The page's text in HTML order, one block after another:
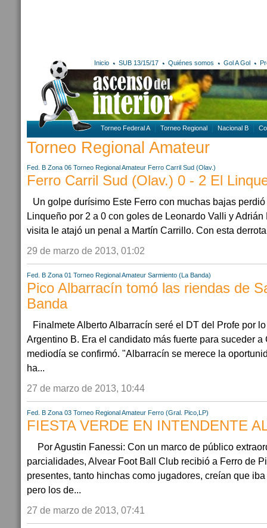
Inicio SUB 13/15/17 Quiénes somos Gol A Gol
Torneo Federal A Torneo Regional Nacional B
Torneo Regional Amateur
Fed. B Zona 06 Torneo Regional Amateur Ferro Carril Sud (Olav.)
Ferro Carril Sud (Olav.) 0 - 2 El
Un golpe durísimo Este Ferro con muchas bajas
Linqueño por 2 a 0 con goles de Leonardo Valli y
visita le atajó un penal a Martín Carrillo. Con esta
29 de marzo de 2013, 01:02
Fed. B Zona 01 Torneo Regional Amateur Sarmiento (La Banda)
Pico Albarracín tomó las riendas de
Banda
Finalmete Alberto Albarracín seré el DT del Profe por
Argentino B. Era el candidato más fuerte para suceder
mediodía se confirmó. "Albarracín se merece la
ha...
27 de marzo de 2013, 10:44
Fed. B Zona 03 Torneo Regional Amateur Ferro (Gral. Pico,LP)
FIESTA VERDE EN INTENDENTE
Por Agustin Fanessi: Con un marco de público
parcialidades, Alvear Foot Ball Club recibió a Ferro de
presentes, tanto hinchas como jugadores, creían que
pero los de...
27 de marzo de 2013, 07:41